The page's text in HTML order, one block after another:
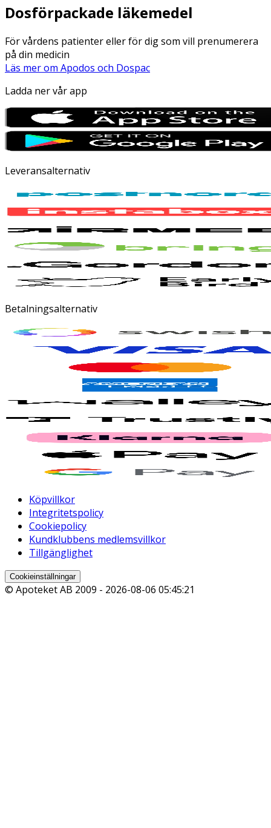
Dosförpackade läkemedel
För vårdens patienter eller för dig som vill prenumerera
på din medicin
Läs mer om Apodos och Dospac
Ladda ner vår app
Leveransalternativ
Betalningsalternativ
Köpvillkor
Integritetspolicy
Cookiepolicy
Kundklubbens medlemsvillkor
Tillgänglighet
Cookieinställningar
© Apoteket AB 2009 - 2026-08-06 05:45:21